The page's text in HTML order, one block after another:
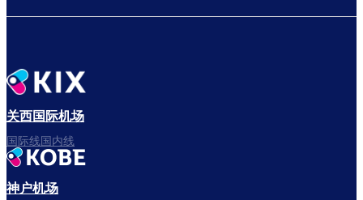
前往登机门
祝您旅途愉快。
关西国际机场
国际线国内线
神户机场